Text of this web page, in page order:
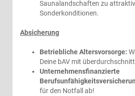
Saunalandschaften zu
Sonderkonditionen.
Absicherung
Betriebliche Altersvorsorge:
Deine bAV mit
Unternehmensfinanzierte
für den Notfall ab!